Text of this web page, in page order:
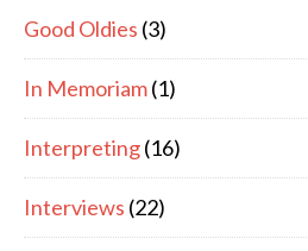
Good Oldies (3)
In Memoriam(1)
Interpreting(16)
Interviews (22)